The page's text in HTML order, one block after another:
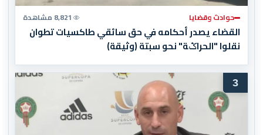
حوادث وقضايا 8,821 مشاهدة
القضاء يصدر أحكامه في حق سائقي طاكسيات تطوان
نقلوا "الحراݣة" نحو سبتة (وثيقة)
3